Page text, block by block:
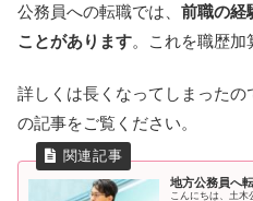
公務員への転職では、 前職の経
ことがあります。これを職歴加
詳しくは長くなってしまった
の記事をご覧ください。
地方公務員へ
こんにちは、土